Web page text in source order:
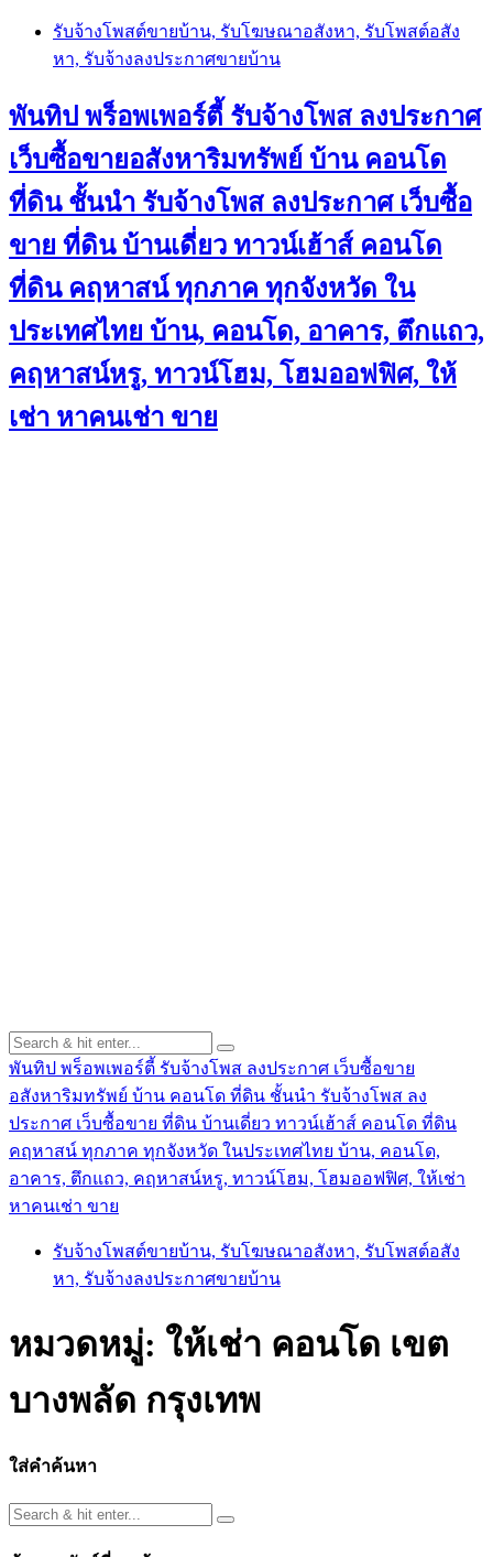
Skip
content
รับจ้างโพสต์ขายบ้าน, รับโฆษณาอสังหา, รับโพสต์อสัง
หา, รับจ้างลงประกาศขายบ้าน
พันทิป พร็อพเพอร์ตี้ รับจ้างโพส ลงประกาศ
เว็บซื้อขายอสังหาริมทรัพย์ บ้าน คอนโด
ที่ดิน ชั้นนำ รับจ้างโพส ลงประกาศ เว็บซื้อ
ขาย ที่ดิน บ้านเดี่ยว ทาวน์เฮ้าส์ คอนโด
ที่ดิน คฤหาสน์ ทุกภาค ทุกจังหวัด ใน
ประเทศไทย บ้าน, คอนโด, อาคาร, ตึกแถว,
คฤหาสน์หรู, ทาวน์โฮม, โฮมออฟฟิศ, ให้
เช่า หาคนเช่า ขาย
พันทิป พร็อพเพอร์ตี้ รับจ้างโพส ลงประกาศ เว็บซื้อขาย
อสังหาริมทรัพย์ บ้าน คอนโด ที่ดิน ชั้นนำ รับจ้างโพส ลง
ประกาศ เว็บซื้อขาย ที่ดิน บ้านเดี่ยว ทาวน์เฮ้าส์ คอนโด ที่ดิน
คฤหาสน์ ทุกภาค ทุกจังหวัด ในประเทศไทย บ้าน, คอนโด,
อาคาร, ตึกแถว, คฤหาสน์หรู, ทาวน์โฮม, โฮมออฟฟิศ, ให้เช่า
หาคนเช่า ขาย
รับจ้างโพสต์ขายบ้าน, รับโฆษณาอสังหา, รับโพสต์อสัง
หา, รับจ้างลงประกาศขายบ้าน
หมวดหมู่: ให้เช่า คอนโด เขต
บางพลัด กรุงเทพ
ใส่คำค้นหา